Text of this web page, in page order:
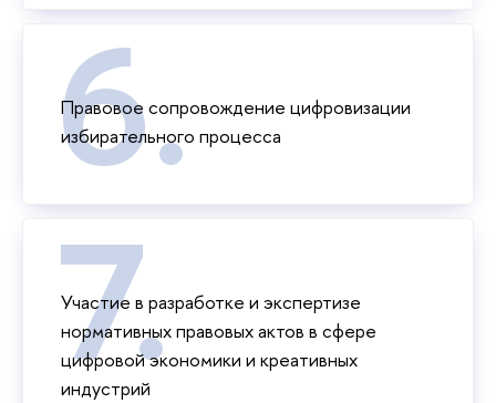
Правовое сопровождение цифровизации
избирательного процесса
Участие в разработке и экспертизе
нормативных правовых актов в сфере
цифровой экономики и креативных
индустрий